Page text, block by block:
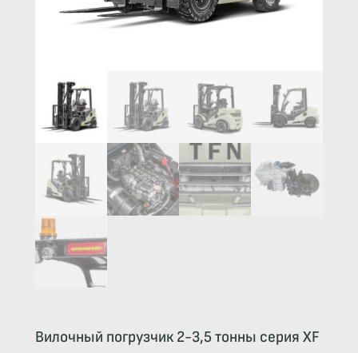
Вилочный погрузчик 2-3,5 тонны серия XF